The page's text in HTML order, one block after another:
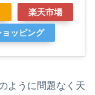
楽天市場
ッピング
ように問題なく天